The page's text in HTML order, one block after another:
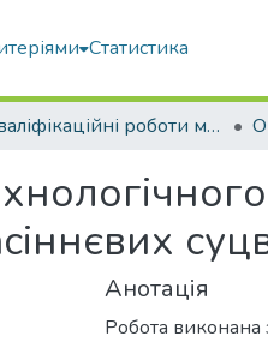
Статистика
Кваліфікаційні роботи магістрів
Анотація
Робота виконана